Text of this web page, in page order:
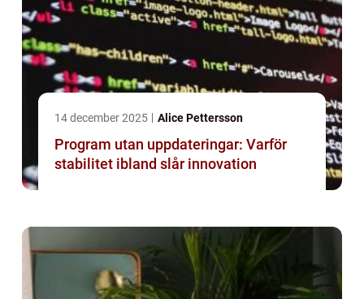
14 december 2025 Alice Pettersson
Program utan uppdateringar: Varför
stabilitet ibland slår innovation